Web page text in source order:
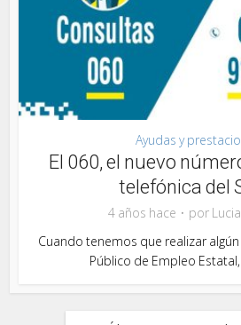
Ayudas y
El 060, el nuevo
telefónica del
4 años hace por
Cuando tenemos que realizar
Público de Empleo